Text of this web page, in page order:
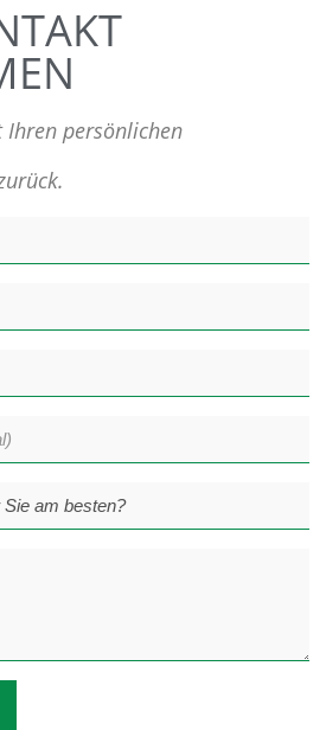
Ihren persönlichen